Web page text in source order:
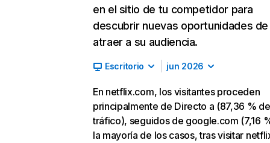
en el sitio de tu competidor para
descubrir nuevas oportunidades de
atraer a su audiencia.
Escritorio jun 2026
En netflix.com, los visitantes proceden
principalmente de Directo a (87,36 % de
tráfico), seguidos de google.com (7,16
la mayoría de los casos, tras visitar